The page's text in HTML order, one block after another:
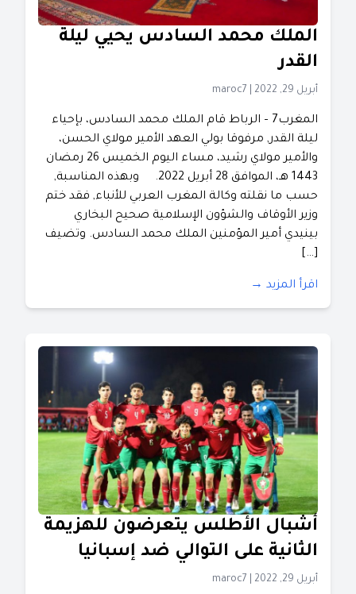
الملك محمد السادس يحيي ليلة
القدر
أبريل 29, 2022 maroc7
المغرب7 – الرباط قام الملك محمد السادس، بإحياء
ليلة القدر, مرفوقا بولي العهد الأمير مولاي الحسن،
والأمير مولاي رشيد، مساء اليوم الخميس 26 رمضان
1443 هـ، الموافق 28 أبريل 2022. وبهذه المناسبة,
حسب ما نقلته وكالة المغرب العربي للأنباء, فقد ختم
وزير الأوقاف والشؤون الإسلامية صحيح البخاري
بينيدي أمير المؤمنين الملك محمد السادس. وتضيف
[…]
اقرأ المزيد →
أشبال الأطلس يتعرضون للهزيمة
الثانية على التوالي ضد إسبانيا
أبريل 29, 2022 maroc7